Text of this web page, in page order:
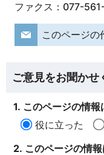
ファクス：077-
このページの
ご意見をお聞かせ
1. このページの情
役に立った
2. このページの情